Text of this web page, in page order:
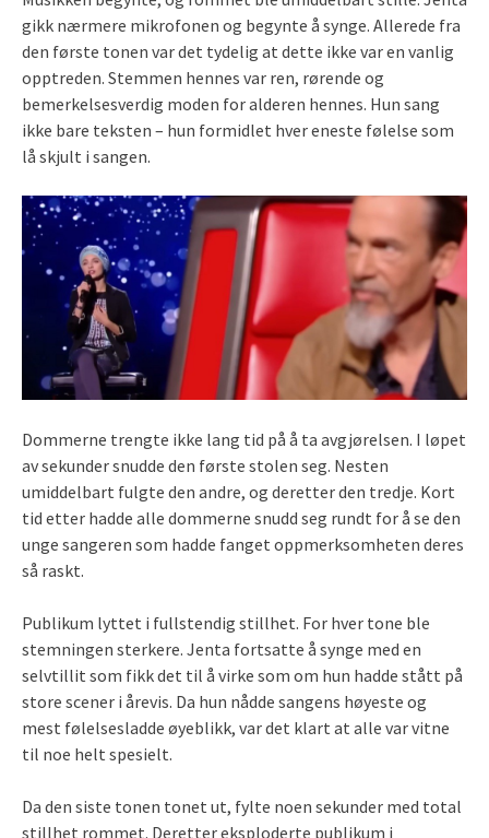
gikk nærmere mikrofonen og begynte å synge. Allerede fra
den første tonen var det tydelig at dette ikke var en vanlig
opptreden. Stemmen hennes var ren, rørende og
bemerkelsesverdig moden for alderen hennes. Hun sang
ikke bare teksten – hun formidlet hver eneste følelse som
lå skjult i sangen.
Dommerne trengte ikke lang tid på å ta avgjørelsen. I løpet
av sekunder snudde den første stolen seg. Nesten
umiddelbart fulgte den andre, og deretter den tredje. Kort
tid etter hadde alle dommerne snudd seg rundt for å se den
unge sangeren som hadde fanget oppmerksomheten deres
så raskt.
Publikum lyttet i fullstendig stillhet. For hver tone ble
stemningen sterkere. Jenta fortsatte å synge med en
selvtillit som fikk det til å virke som om hun hadde stått på
store scener i årevis. Da hun nådde sangens høyeste og
mest følelsesladde øyeblikk, var det klart at alle var vitne
til noe helt spesielt.
Da den siste tonen tonet ut, fylte noen sekunder med total
stillhet rommet. Deretter eksploderte publikum i